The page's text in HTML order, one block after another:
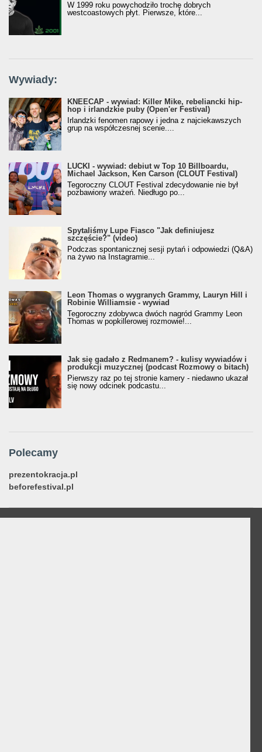
W 1999 roku powychodziło trochę dobrych
westcoastowych płyt. Pierwsze, które...
Wywiady:
KNEECAP - wywiad: Killer Mike, rebeliancki hip-
hop i irlandzkie puby (Open'er Festival)
Irlandzki fenomen rapowy i jedna z najciekawszych
grup na współczesnej scenie....
LUCKI - wywiad: debiut w Top 10 Billboardu,
Michael Jackson, Ken Carson (CLOUT Festival)
Tegoroczny CLOUT Festival zdecydowanie nie był
pozbawiony wrażeń. Niedługo po...
Spytaliśmy Lupe Fiasco "Jak definiujesz
szczęście?" (video)
Podczas spontanicznej sesji pytań i odpowiedzi (Q&A)
na żywo na Instagramie...
Leon Thomas o wygranych Grammy, Lauryn Hill i
Robinie Williamsie - wywiad
Tegoroczny zdobywca dwóch nagród Grammy Leon
Thomas w popkillerowej rozmowie!...
Jak się gadało z Redmanem? - kulisy wywiadów i
produkcji muzycznej (podcast Rozmowy o bitach)
Pierwszy raz po tej stronie kamery - niedawno ukazał
się nowy odcinek podcastu...
Polecamy
prezentokracja.pl
beforefestival.pl